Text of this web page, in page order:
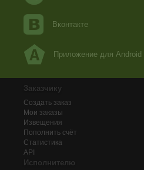
Вконтакте
Приложение для Android
Заказчику
Создать заказ
Мои заказы
Извещения
Пополнить счёт
Статистика
API
Исполнителю